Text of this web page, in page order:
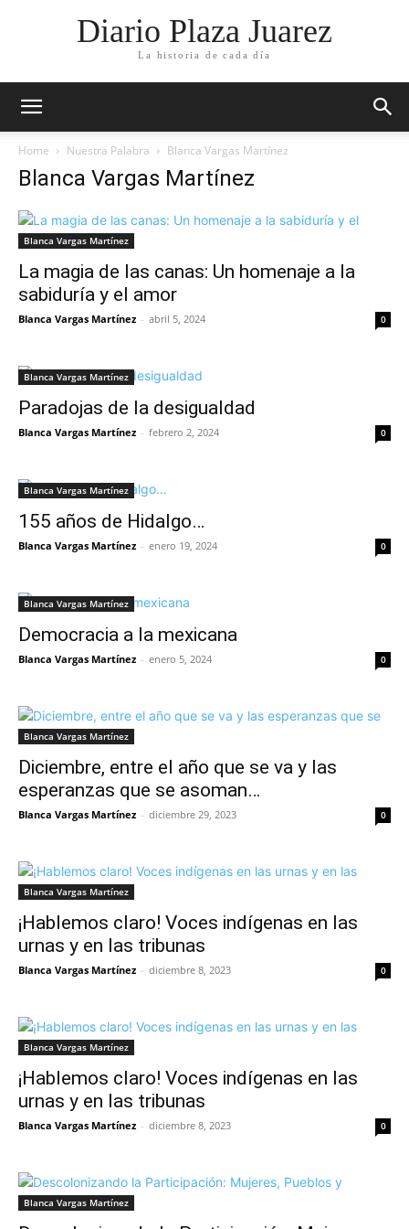
Diario Plaza Juarez
La historia de cada día
Home Nuestra Palabra Blanca Vargas Martínez
Blanca Vargas Martínez
Blanca Vargas Martínez
La magia de las canas: Un homenaje a la
sabiduría y el amor
Blanca Vargas Martínez - abril 5, 2024 0
Blanca Vargas Martínez
Paradojas de la desigualdad
Blanca Vargas Martínez - febrero 2, 2024 0
Blanca Vargas Martínez
155 años de Hidalgo…
Blanca Vargas Martínez - enero 19, 2024 0
Blanca Vargas Martínez
Democracia a la mexicana
Blanca Vargas Martínez - enero 5, 2024 0
Blanca Vargas Martínez
Diciembre, entre el año que se va y las
esperanzas que se asoman…
Blanca Vargas Martínez - diciembre 29, 2023 0
Blanca Vargas Martínez
¡Hablemos claro! Voces indígenas en las
urnas y en las tribunas
Blanca Vargas Martínez - diciembre 8, 2023 0
Blanca Vargas Martínez
¡Hablemos claro! Voces indígenas en las
urnas y en las tribunas
Blanca Vargas Martínez - diciembre 8, 2023 0
Blanca Vargas Martínez